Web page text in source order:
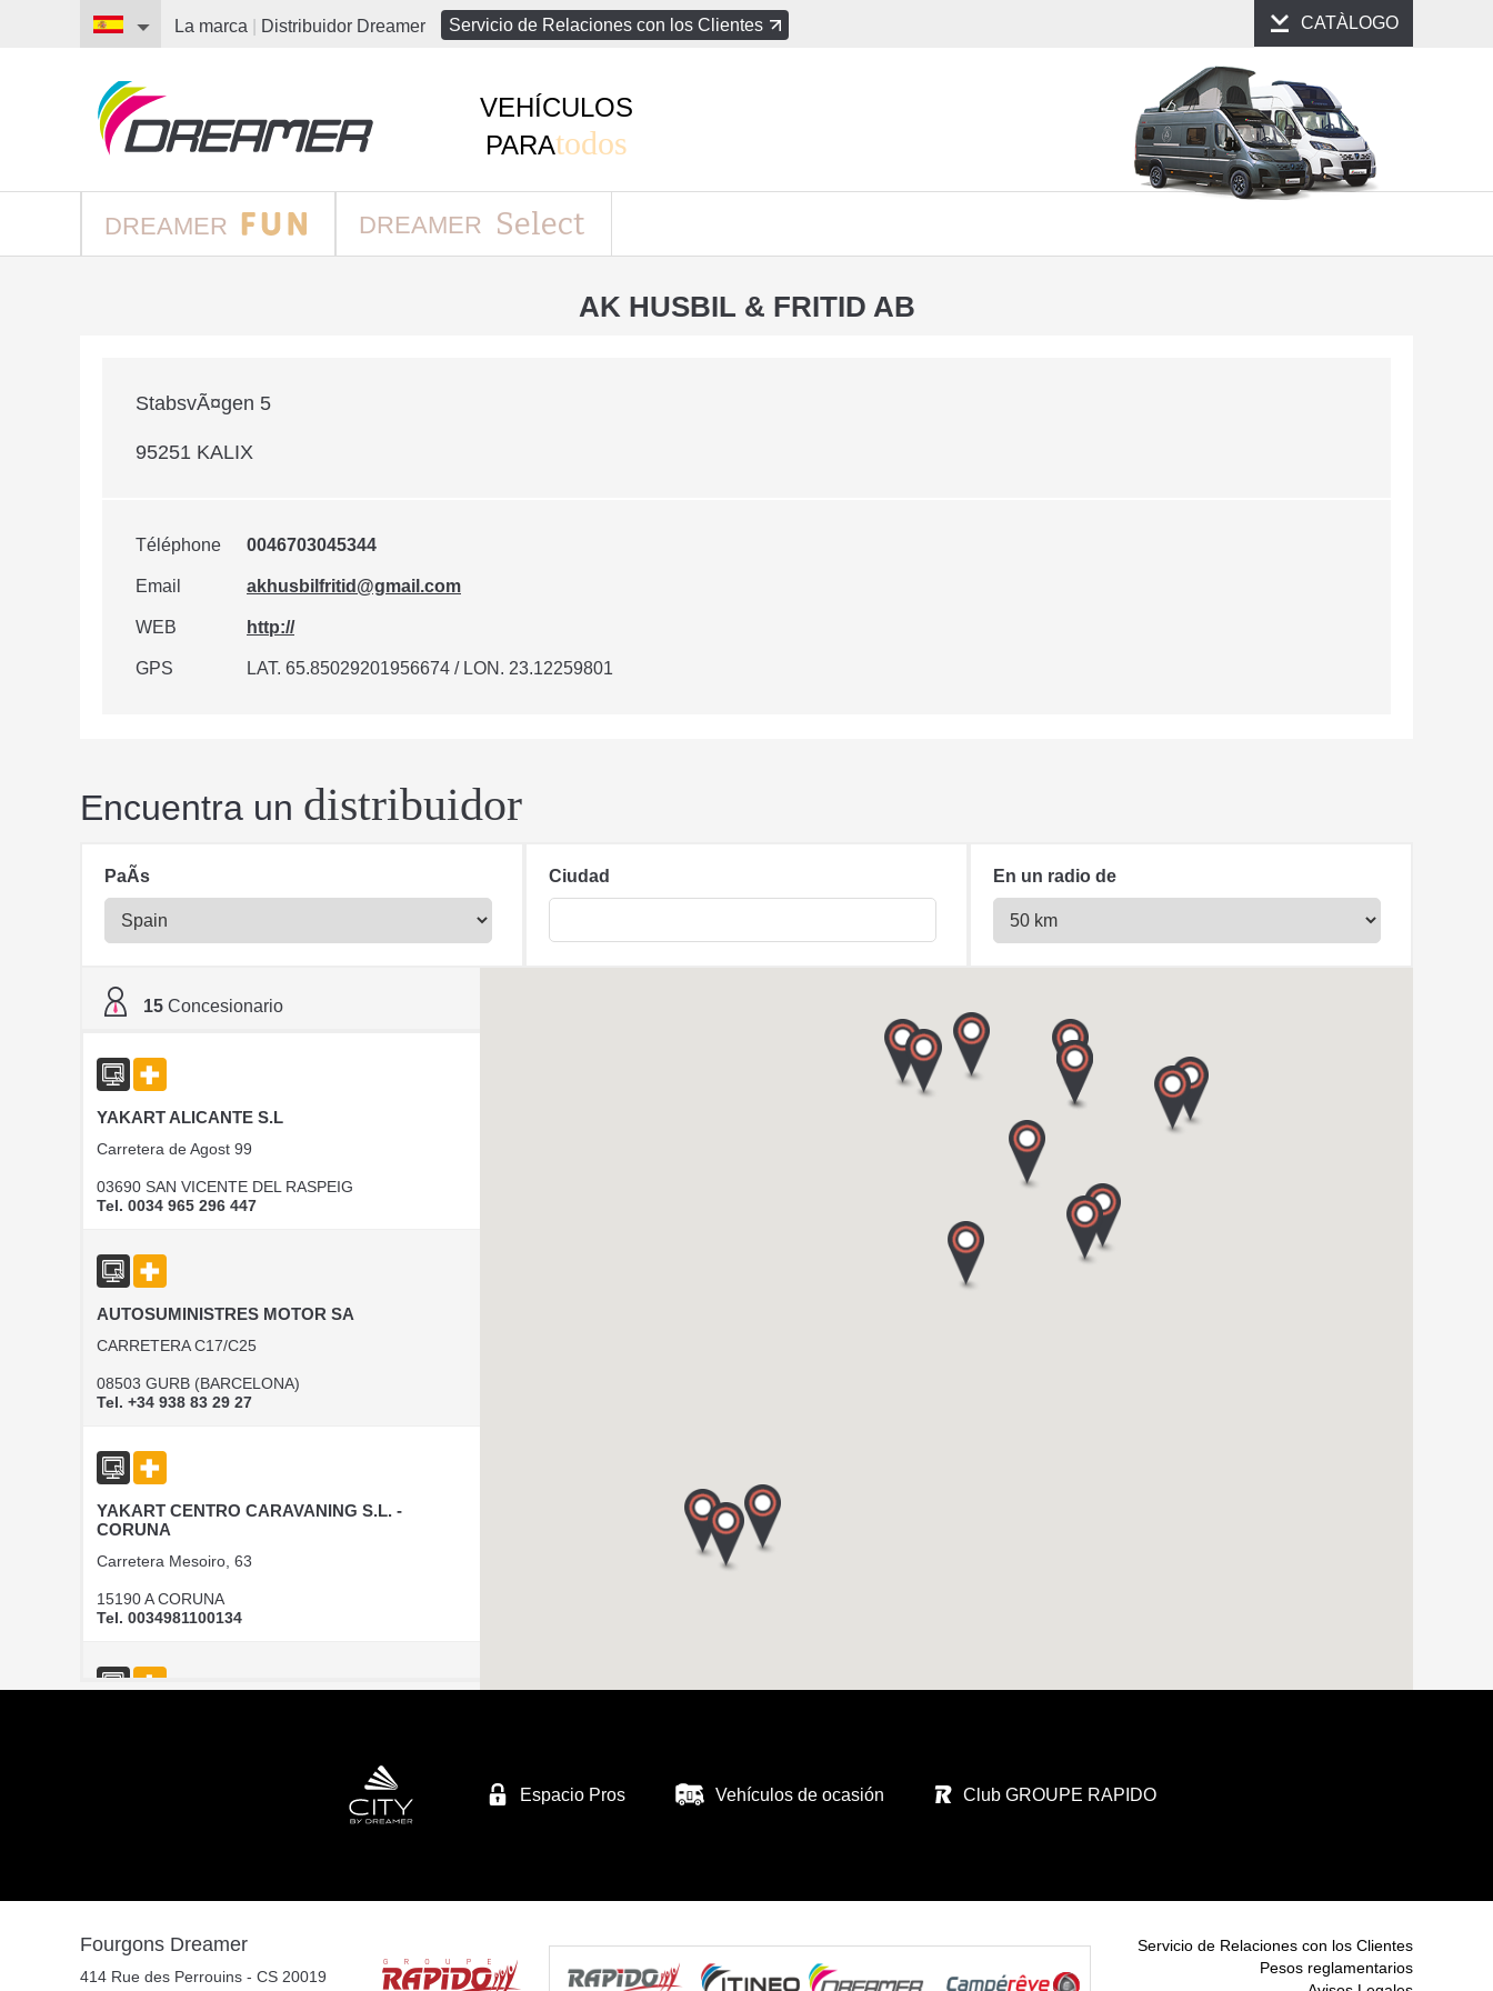
CATÀLOGO
La marca Distribuidor Dreamer Servicio de Relaciones con los Clientes
VEHÍCULOS
PARAtodos
DREAMER DREAMER Select
AK HUSBIL & FRITID AB
StabsvÃ¤gen 5
95251 KALIX
Téléphone 0046703045344
Email akhusbilfritid@gmail.com
WEB http://
GPS LAT. 65.85029201956674 / LON. 23.12259801
Encuentra un distribuidor
PaÃ­s Ciudad En un radio de
15 Concesionario
YAKART ALICANTE S.L
Carretera de Agost 99
03690 SAN VICENTE DEL RASPEIG
Tel. 0034 965 296 447
AUTOSUMINISTRES MOTOR SA
CARRETERA C17/C25
08503 GURB (BARCELONA)
Tel. +34 938 83 29 27
YAKART CENTRO CARAVANING S.L. -
CORUNA
Carretera Mesoiro, 63
15190 A CORUNA
Tel. 0034981100134
AVDA LETXUMBORRO N°79, 7
Espacio Pros Vehículos de ocasión Club GROUPE RAPIDO
Fourgons Dreamer
414 Rue des Perrouins - CS 20019
Servicio de Relaciones con los Clientes
Pesos reglamentarios